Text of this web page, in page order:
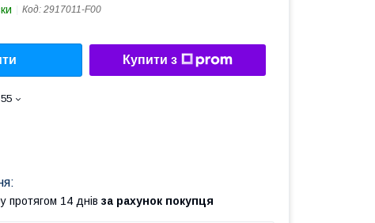
Код: 2917011-F00
Купити з
протягом 14 днів за рахунок покупця